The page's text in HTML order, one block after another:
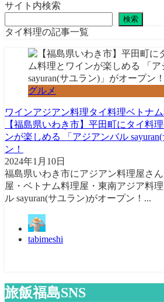
サイト内検索
検索
タイ料理の記事一覧
グルメ
ワインアジアン料理タイ料理ベトナ
【福島県いわき市】平田町にタイ料
ンが楽しめる 「アジアンバル
ン！
2024年1月10日
福島県いわき市にアジアン料理屋さ
屋・ベトナム料理屋・東南アジア料
ル sayuran(サユラン)がオープン！...
tabimeshi
旅飯福島SNS